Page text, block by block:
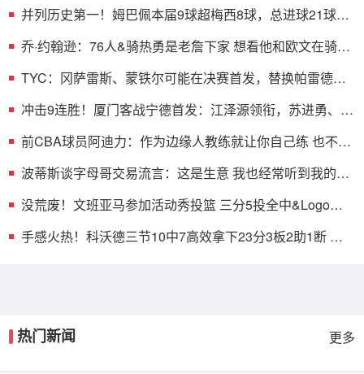
并列历史第一！姆巴佩本届9球超梅西8球，总进球21球追
乔·约翰逊：76人&骑热勇是老詹下家 想看他和欧文在骑士
TYC：冈萨雷斯、蒙铁尔可能在决赛首发，替换帕雷德斯
冲击9连胜！厦门客战宁德首发：江泽源领衔，苏进勇、胡
前CBA球员阿迪力：作为边缘人教练就让你自己练 也不管
波蒂斯谈字母哥交易流言：这是生意 我也经常听到我的名
没荒废！文班亚马参加活动秀投篮 三分5投全中&Logo超
手感火热！科沃德三节10中7高效拿下23分3板2助1断 第
热门新闻 更多